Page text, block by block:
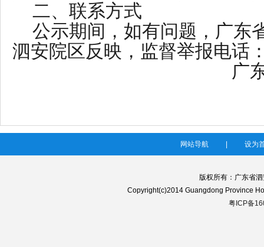
二、联系方式
公示期间，如有问题，广东
泗安院区反映，监督举报电话
广
网站导航 设为
版权所有：广东省
Copyright(c)2014 Guangdong Province
粤ICP备